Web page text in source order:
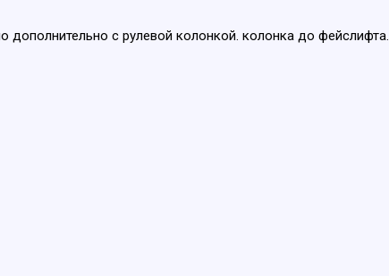
дополнительно с рулевой колонкой. колонка до фейслифта.